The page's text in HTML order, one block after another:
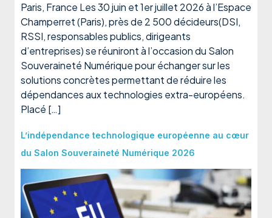
Paris, France Les 30 juin et 1er juillet 2026 à l’Espace
Champerret (Paris), près de 2 500 décideurs(DSI,
RSSI, responsables publics, dirigeants
d’entreprises) se réuniront à l’occasion du Salon
Souveraineté Numérique pour échanger sur les
solutions concrètes permettant de réduire les
dépendances aux technologies extra-européens.
Placé […]
L’indépendance technologique européenne au cœur
du Salon Souveraineté Numérique 2026